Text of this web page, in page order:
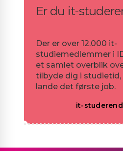
Er du it-
Der er over 12.000 it-
studiemedlemmer i
et samlet overblik
tilbyde dig i studietid,
lande det første job.
it-